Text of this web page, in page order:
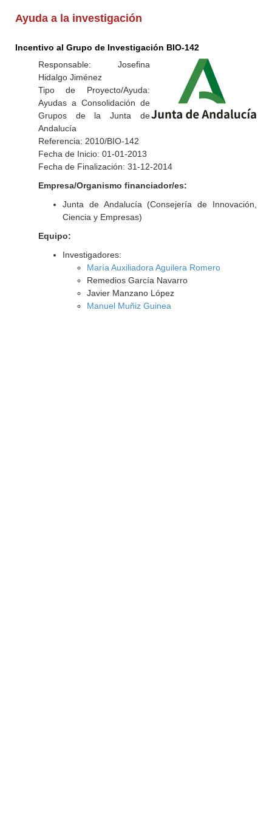
Ayuda a la investigación
Incentivo al Grupo de Investigación BIO-142
Responsable: Josefina
Hidalgo Jiménez
Tipo de Proyecto/Ayuda:
Ayudas a Consolidación de
Grupos de la Junta de
Andalucía
Referencia: 2010/BIO-142
Fecha de Inicio: 01-01-2013
Fecha de Finalización: 31-12-2014
Empresa/Organismo financiador/es:
Junta de Andalucía (Consejería de Innovación,
Ciencia y Empresas)
Equipo:
Investigadores:
María Auxiliadora Aguilera Romero
Remedios García Navarro
Javier Manzano López
Manuel Muñiz Guinea